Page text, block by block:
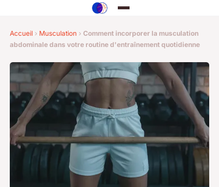
Accueil › Musculation › Comment incorporer la musculation
abdominale dans votre routine d'entraînement quotidienne